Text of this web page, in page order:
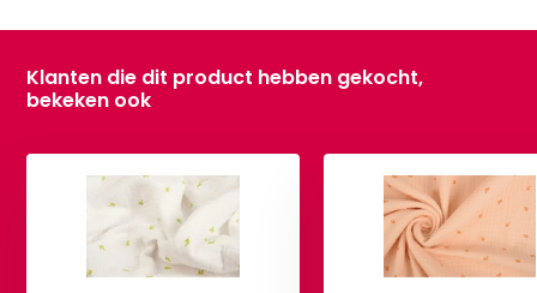
Klanten die dit product hebben gekocht,
bekeken ook